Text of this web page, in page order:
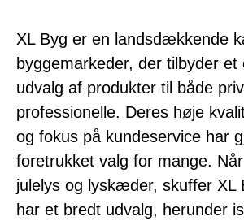
XL Byg er en landsdækkende
byggemarkeder, der tilbyder et
udvalg af produkter til både
professionelle. Deres høje
og fokus på kundeservice har
foretrukket valg for mange.
julelys og lyskæder, skuffer XL
har et bredt udvalg, herunder